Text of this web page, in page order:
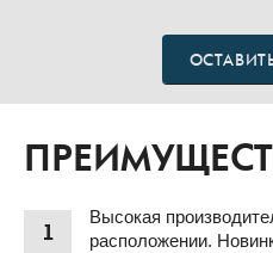
1
Высокая
расположении.